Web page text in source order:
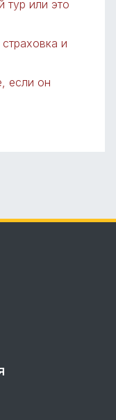
тур или это
и
если он